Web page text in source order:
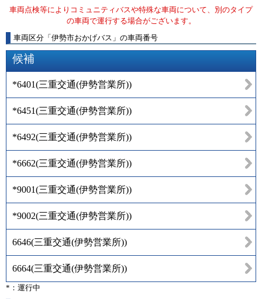
車両点検等によりコミュニティバスや特殊な車両について、別のタイプ
の車両で運行する場合がございます。
車両区分 「 伊勢市おかげバス 」 の車両番号
候補
*6401(三重交通(伊勢営業所))
*6451(三重交通(伊勢営業所))
*6492(三重交通(伊勢営業所))
*6662(三重交通(伊勢営業所))
*9001(三重交通(伊勢営業所))
*9002(三重交通(伊勢営業所))
6646(三重交通(伊勢営業所))
6664(三重交通(伊勢営業所))
*：運行中